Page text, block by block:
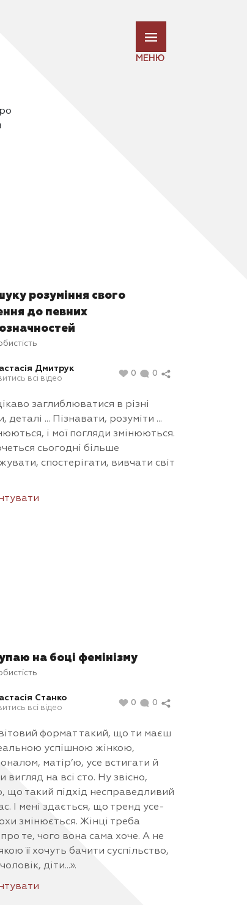
МЕНЮ
розуміння свого
до певних
Дмитрук
всі відео
0 0
заглиблюватися в різні
деталі ... Пізнавати, розуміти ...
і мої погляди змінюються.
сьогодні більше
спостерігати, вивчати світ
на боці фемінізму
Станко
всі відео
0 0
формат такий, що ти маєш
успішною жінкою,
матір’ю, усе встигати й
вигляд на всі сто. Ну звісно,
що такий підхід несправедливий
І мені здається, що тренд усе-
змінюється. Жінці треба
те, чого вона сама хоче. А не
її хочуть бачити суспільство,
діти...».